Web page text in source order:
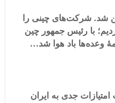
شد. شرکت‌های چینی را
با رئیس جمهور چین
وعده‌ها باد هوا شد…
جدی به ایران